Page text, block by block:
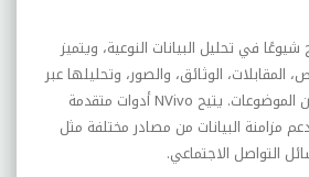
شيوعًا في تحليل البيانات النوعية، ويتميز
الوثائق، والصور، وتحليلها عبر
الموضوعات. يتيح NVivoأدوات متقدمة
مزامنة البيانات من مصادر مختلفة مثل
التواصل الاجتماعي.